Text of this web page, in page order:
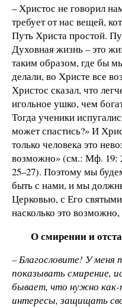
– Христос не говорил
требует от нас вещей,
Путь Христа простой.
Духовная жизнь – это
таким образом, где бы
делали, во Христе все
Христос сказал, что
игольное ушко, чем
Тогда ученики
может спастись?» И
только человека это
возможно» (см.: Мф. 19:
25–27). Поэтому мы
быть с нами, и мы
Церковью, с Его
насколько это
О смирении и
– Благословите! У меня
показывать смирение,
бывает, что нужно
интересы, защищать